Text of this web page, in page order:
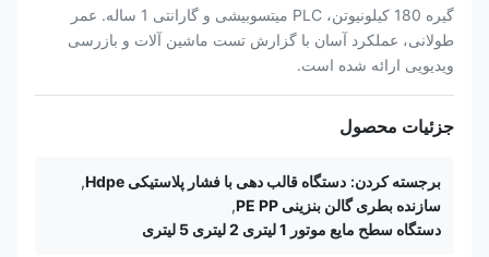
گیره 180 کیلونیوتن، PLC میتسوبیشی و گارانتی 1 ساله. عمر
طولانی، عملکرد آسان با گزارش تست ماشین آلات و بازرسی
ویدیویی ارائه شده است.
جزئیات محصول
برجسته کردن: دستگاه قالب دهی با فشار پلاستیکی Hdpe
,
سازنده بطری گالن بنزینی PE PP
,
دستگاه سطح مایع موتور 1 لیتری 2 لیتری 5 لیتری